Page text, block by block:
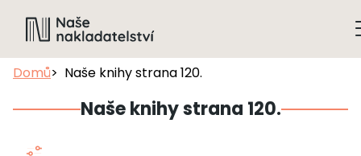
Domů Naše knihy strana 120.
Naše knihy strana 120.